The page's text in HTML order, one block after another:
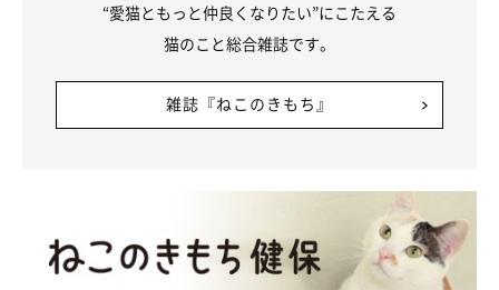
“愛猫ともっと仲良くなりたい”にこたえる
猫のこと総合雑誌です。
雑誌『ねこのきもち』